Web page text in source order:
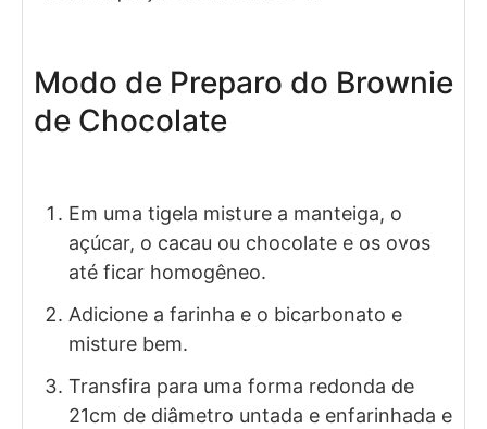
Modo de Preparo do Brownie
de Chocolate
Em uma tigela misture a manteiga, o
açúcar, o cacau ou chocolate e os ovos
até ficar homogêneo.
Adicione a farinha e o bicarbonato e
misture bem.
Transfira para uma forma redonda de
21cm de diâmetro untada e enfarinhada e